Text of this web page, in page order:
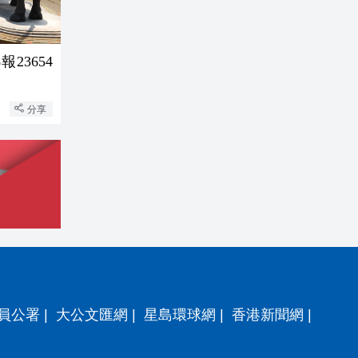
23654
分享
公署 | 大公文匯網 | 星島環球網 | 香港新聞網 |